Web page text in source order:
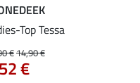
Top Tessa
€14,90 €
€